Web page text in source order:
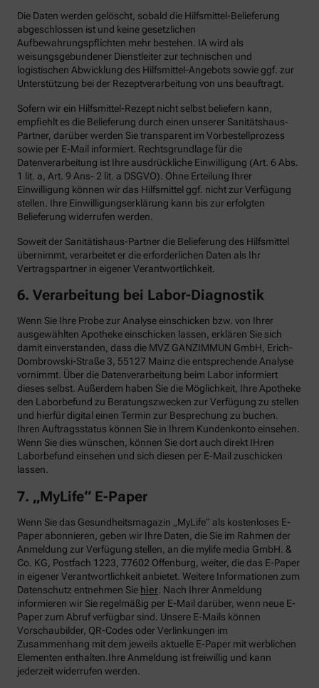
Die Daten werden gelöscht, sobald die Hilfsmittel-Belieferung
abgeschlossen ist und keine gesetzlichen
Aufbewahrungspflichten mehr bestehen. IA wird als
weisungsgebundener Dienstleiter zur technischen und
logistischen Abwicklung des Hilfsmittel-Angebots sowie ggf. zur
Unterstützung bei der Rezeptverarbeitung von uns beauftragt.
Sofern wir ein Hilfsmittel-Rezept nicht selbst beliefern kann,
empfiehlt es die Belieferung durch einen unserer Sanitätshaus-
Partner, darüber werden Sie transparent im Vorbestellprozess
sowie per E-Mail informiert. Rechtsgrundlage für die
Datenverarbeitung ist Ihre ausdrückliche Einwilligung (Art. 6 Abs.
1 lit. a, Art. 9 Ans- 2 lit. a DSGVO). Ohne Erteilung Ihrer
Einwilligung können wir das Hilfsmittel ggf. nicht zur Verfügung
stellen. Ihre Einwilligungserklärung kann bis zur erfolgten
Belieferung widerrufen werden.
Soweit der Sanitätishaus-Partner die Belieferung des Hilfsmittel
übernimmt, verarbeitet er die erforderlichen Daten als Ihr
Vertragspartner in eigener Verantwortlichkeit.
6. Verarbeitung bei Labor-Diagnostik
Wenn Sie Ihre Probe zur Analyse einschicken bzw. von Ihrer
ausgewählten Apotheke einschicken lassen, erklären Sie sich
damit einverstanden, dass die MVZ GANZIMMUN GmbH, Erich-
Dombrowski-Straße 3, 55127 Mainz die entsprechende Analyse
vornimmt. Über die Datenverarbeitung beim Labor informiert
dieses selbst. Außerdem haben Sie die Möglichkeit, Ihre Apotheke
den Laborbefund zu Beratungszwecken zur Verfügung zu stellen
und hierfür digital einen Termin zur Besprechung zu buchen.
Ihren Auftragsstatus können Sie in Ihrem Kundenkonto einsehen.
Wenn Sie dies wünschen, können Sie dort auch direkt IHren
Laborbefund einsehen und sich diesen per E-Mail zuschicken
lassen.
7. „MyLife“ E-Paper
Wenn Sie das Gesundheitsmagazin „MyLife“ als kostenloses E-
Paper abonnieren, geben wir Ihre Daten, die Sie im Rahmen der
Anmeldung zur Verfügung stellen, an die mylife media GmbH. &
Co. KG, Postfach 1223, 77602 Offenburg, weiter, die das E-Paper
in eigener Verantwortlichkeit anbietet. Weitere Informationen zum
Datenschutz entnehmen Sie hier . Nach Ihrer Anmeldung
informieren wir Sie regelmäßig per E-Mail darüber, wenn neue E-
Paper zum Abruf verfügbar sind. Unsere E-Mails können
Vorschaubilder, QR-Codes oder Verlinkungen im
Zusammenhang mit dem jeweils aktuelle E-Paper mit werblichen
Elementen enthalten.Ihre Anmeldung ist freiwillig und kann
jederzeit widerrufen werden.